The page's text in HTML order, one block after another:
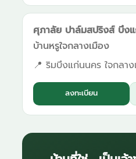
ศุภาลัย ปาล์มสปริงส์ บึง
บ้านหรูใจกลางเมือง
📍 ริมบึงแก่นนคร ใจกลา
ลงทะเบียน